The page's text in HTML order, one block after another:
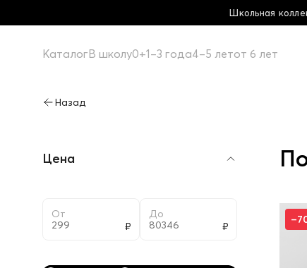
Школьная коллекция! Купи больше - плати меньше!
КаталогВ школу0+1–3 года4–5 летот 6 лет
Цена
От До